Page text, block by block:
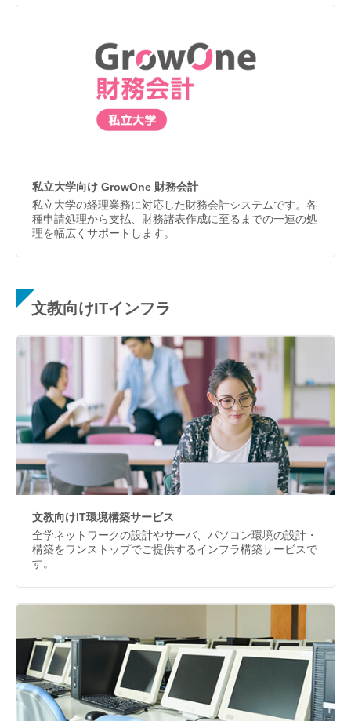
私立大学向け GrowOne 財務会計
私立大学の経理業務に対応した財務会計システムです。各
種申請処理から支払、財務諸表作成に至るまでの一連の処
理を幅広くサポートします。
文教向けITインフラ
文教向けIT環境構築サービス
全学ネットワークの設計やサーバ、パソコン環境の設計・
構築をワンストップでご提供するインフラ構築サービスで
す。